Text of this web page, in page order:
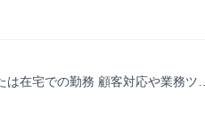
在宅での勤務 顧客対応や業務ツー
住・留学しながらのインターン参